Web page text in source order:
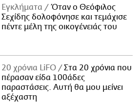
Εγκλήματα
Όταν ο Θεόφιλος
Σεχίδης δολοφόνησε και τεμάχισε
πέντε μέλη της οικογένειάς του
20 χρόνια LiFO
Στα 20 χρόνια που
πέρασαν είδα 100άδες
παραστάσεις. Αυτή θα μου μείνει
αξέχαστη